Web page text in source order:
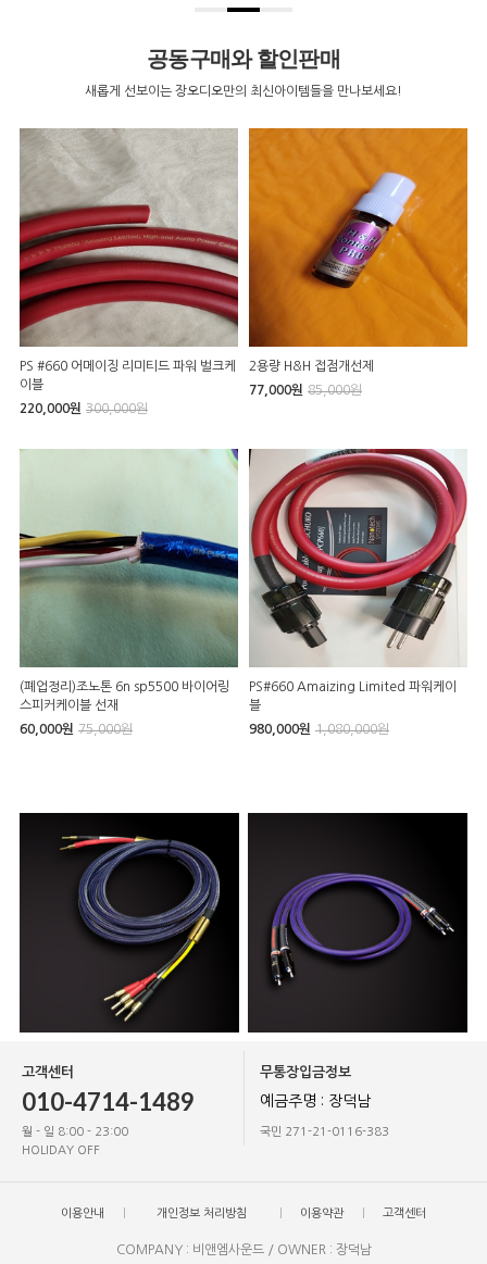
공동구매와 할인판매
새롭게 선보이는 장오디오만의 최신아이템들을 만나보세요!
PS #660 어메이징 리미티드 파워 벌크케
이블
220,000원 300,000원
2용량 H&H 접점개선제
77,000원 85,000원
(폐업정리)조노톤 6n sp5500 바이어링
스피커케이블 선재
60,000원 75,000원
PS#660 Amaizing Limited 파워케이
블
980,000원 1,080,000원
고객센터
010-4714-1489
월 - 일 8:00 - 23:00
HOLIDAY OFF
무통장입금정보
예금주명 : 장덕남
국민 271-21-0116-383
이용안내 개인정보 처리방침 이용약관 고객센터
COMPANY : 비앤엠사운드 / OWNER : 장덕남